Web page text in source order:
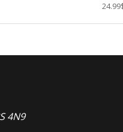
4N9